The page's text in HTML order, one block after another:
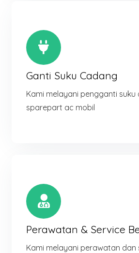
Ganti Suku Cadang
Kami melayani pengganti
sparepart ac mobil
Perawatan & Service
Kami melayani perawatan dan